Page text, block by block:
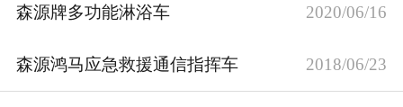
森源牌多功能淋浴车 2020/06/16
森源鸿马应急救援通信指挥车 2018/06/23